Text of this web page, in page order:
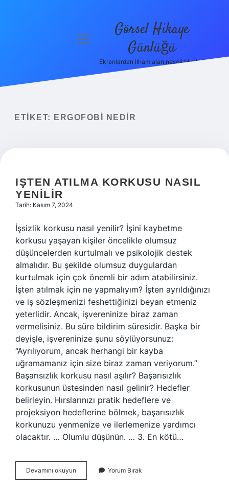
menüyü
Görsel Hikaye
Günlüğü
Ekranlardan ilham alan neşeli bilgiler!
ETIKET: ERGOFOBI NEDIR
IŞTEN ATILMA KORKUSU NASIL
YENILIR
Tarih: Kasım 7, 2024
İşsizlik korkusu nasıl yenilir? İşini kaybetme
korkusu yaşayan kişiler öncelikle olumsuz
düşüncelerden kurtulmalı ve psikolojik destek
almalıdır. Bu şekilde olumsuz duygulardan
kurtulmak için çok önemli bir adım atabilirsiniz.
İşten atılmak için ne yapmalıyım? İşten ayrıldığınızı
ve iş sözleşmenizi feshettiğinizi beyan etmeniz
yeterlidir. Ancak, işvereninize biraz zaman
vermelisiniz. Bu süre bildirim süresidir. Başka bir
deyişle, işvereninize şunu söylüyorsunuz:
“Ayrılıyorum, ancak herhangi bir kayba
uğramamanız için size biraz zaman veriyorum.”
Başarısızlık korkusu nasıl aşılır? Başarısızlık
korkusunun üstesinden nasıl gelinir? Hedefler
belirleyin. Hırslarınızı pratik hedeflere ve
projeksiyon hedeflerine bölmek, başarısızlık
korkunuzu yenmenize ve ilerlemenize yardımcı
olacaktır. … Olumlu düşünün. … 3. En kötü…
Devamını okuyun
Atılma
Yorum Bırak